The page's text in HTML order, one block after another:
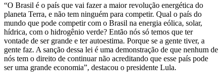
“O Brasil é o país que vai fazer a maior revolução energética do
planeta Terra, e não tem ninguém para competir. Qual o país do
mundo que pode competir com o Brasil na energia eólica, solar,
hídrica, com o hidrogênio verde? Então nós só temos que ter
vontade de ser grande e ter autoestima. Porque se a gente tiver, a
gente faz. A sanção dessa lei é uma demonstração de que nenhum de
nós tem o direito de continuar não acreditando que esse país pode
ser uma grande economia”, destacou o presidente Lula.